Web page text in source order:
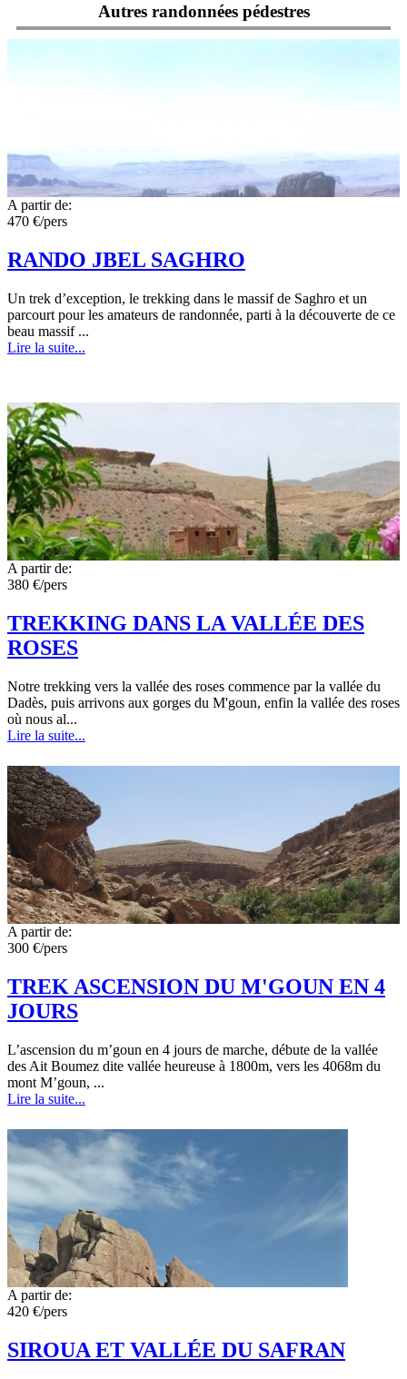
Autres randonnées pédestres
A partir de:
470 €/pers
RANDO JBEL SAGHRO
Un trek d’exception, le trekking dans le massif de Saghro et un
parcourt pour les amateurs de randonnée, parti à la découverte de ce
beau massif ...
Lire la suite...
A partir de:
380 €/pers
TREKKING DANS LA VALLÉE DES
ROSES
Notre trekking vers la vallée des roses commence par la vallée du
Dadès, puis arrivons aux gorges du M'goun, enfin la vallée des roses
où nous al...
Lire la suite...
A partir de:
300 €/pers
TREK ASCENSION DU M'GOUN EN 4
JOURS
L’ascension du m’goun en 4 jours de marche, débute de la vallée
des Ait Boumez dite vallée heureuse à 1800m, vers les 4068m du
mont M’goun, ...
Lire la suite...
A partir de:
420 €/pers
SIROUA ET VALLÉE DU SAFRAN